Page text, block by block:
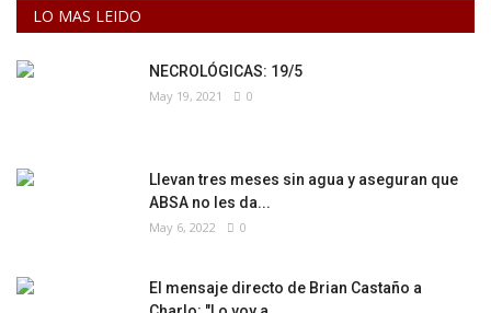
LO MAS LEIDO
NECROLÓGICAS: 19/5
May 19, 2021 0
Llevan tres meses sin agua y aseguran que
ABSA no les da...
May 6, 2022 0
El mensaje directo de Brian Castaño a